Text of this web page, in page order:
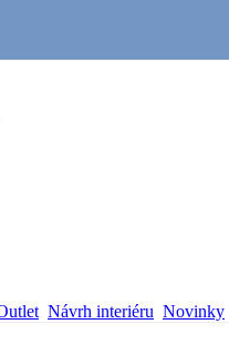
Návrh interiéru Novinky